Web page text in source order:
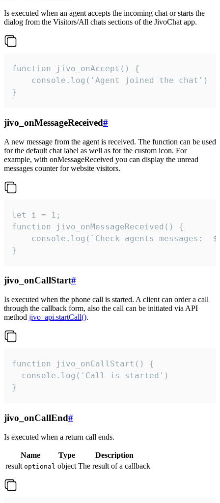
Is executed when an agent accepts the incoming chat or starts the
dialog from the Visitors/All chats sections of the JivoChat app.
function jivo_onAccept() {
}
jivo_onMessageReceived#
A new message from the agent is received. The function can be used
for the default chat label as well as for the custom icon. For
example, with onMessageReceived you can display the unread
messages counter for website visitors.
let i = 1;
function jivo_onMessageReceived() {
}
jivo_onCallStart#
Is executed when the phone call is started. A client can order a call
through the callback form, also the call can be initiated via API
method jivo_api.startCall().
function jivo_onCallStart() {
  console.log('Call is started')
}
jivo_onCallEnd#
Is executed when a return call ends.
Name Type
Description
result optional object The result of a callback